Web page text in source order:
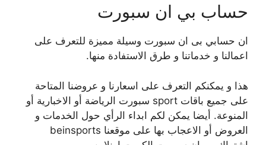
حساب بي ان سبورت
ان حسابي بى ان سبورت وسيلة مميزة للتعرف على
اعمالنا و خدماتنا و طرق الاستفادة منها.
هذا و يمكنكم التعرف على اسعارنا و عروضنا المتاحة
على جميع باقات sport سبورت الرياضة أو الاخبارية أو
المنوعة. أيضا يمكن لكم ابداء الرأي حول الخدمات و
العروض أو الاعجاب بها على موقعنا beinsports